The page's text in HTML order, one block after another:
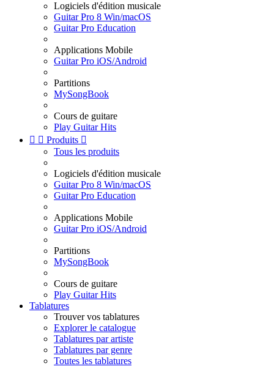
Logiciels d'édition musicale
Guitar Pro 8 Win/macOS
Guitar Pro Education
Applications Mobile
Guitar Pro iOS/Android
Partitions
MySongBook
Cours de guitare
Play Guitar Hits
  Produits 
Tous les produits
Logiciels d'édition musicale
Guitar Pro 8 Win/macOS
Guitar Pro Education
Applications Mobile
Guitar Pro iOS/Android
Partitions
MySongBook
Cours de guitare
Play Guitar Hits
Tablatures
Trouver vos tablatures
Explorer le catalogue
Tablatures par artiste
Tablatures par genre
Toutes les tablatures